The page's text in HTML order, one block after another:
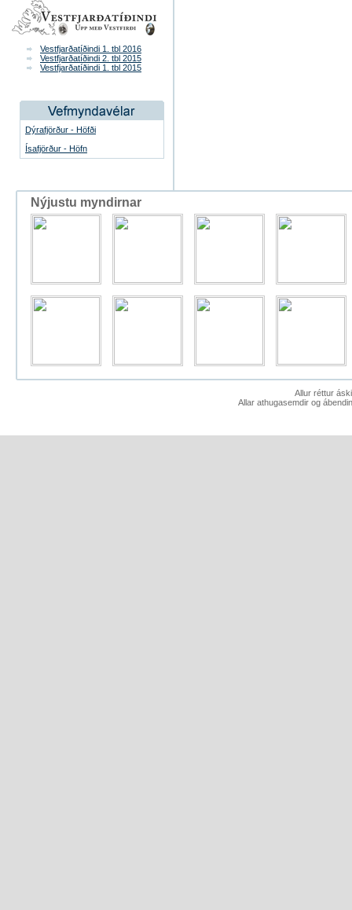
Vestfjarðatíðindi 1. tbl 2016
Vestfjarðatíðindi 2. tbl 2015
Vestfjarðatíðindi 1. tbl 2015
Dýrafjörður - Höfði
Ísafjörður - Höfn
Nýjustu myndirnar
Allur réttur
Allar athugasemdir og